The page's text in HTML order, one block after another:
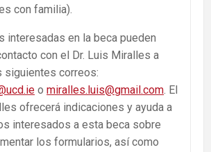
con familia).
interesadas en la beca pueden
con el Dr. Luis Miralles a
siguientes correos:
o miralles.luis@gmail.com. El
ofrecerá indicaciones y ayuda a
interesados a esta beca sobre
los formularios, así como